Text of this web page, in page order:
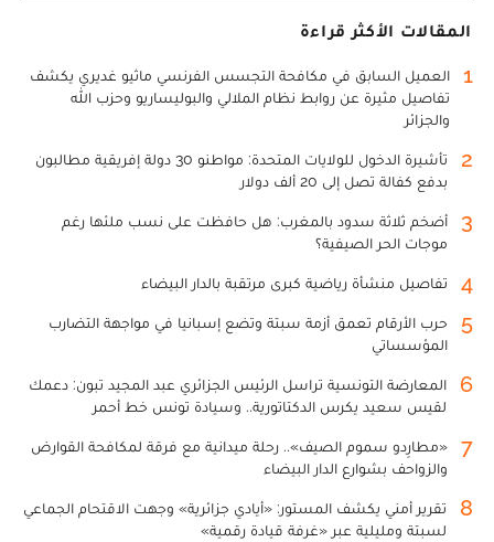
المقالات الأكثر قراءة
1
العميل السابق في مكافحة التجسس الفرنسي ماثيو غديري يكشف
تفاصيل مثيرة عن روابط نظام الملالي والبوليساريو وحزب الله
والجزائر
2
تأشيرة الدخول للولايات المتحدة: مواطنو 30 دولة إفريقية مطالبون
بدفع كفالة تصل إلى 20 ألف دولار
3
أضخم ثلاثة سدود بالمغرب: هل حافظت على نسب ملئها رغم
موجات الحر الصيفية؟
4 تفاصيل منشأة رياضية كبرى مرتقبة بالدار البيضاء
5
حرب الأرقام تعمق أزمة سبتة وتضع إسبانيا في مواجهة التضارب
المؤسساتي
6
المعارضة التونسية تراسل الرئيس الجزائري عبد المجيد تبون: دعمك
لقيس سعيد يكرس الدكتاتورية.. وسيادة تونس خط أحمر
7
«مطارِدو سموم الصيف».. رحلة ميدانية مع فرقة لمكافحة القوارض
والزواحف بشوارع الدار البيضاء
8
تقرير أمني يكشف المستور: «أيادي جزائرية» وجهت الاقتحام الجماعي
لسبتة ومليلية عبر «غرفة قيادة رقمية»